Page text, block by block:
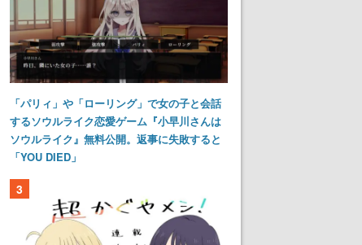
「パリィ」や「ローリング」で女の子と会話
するソウルライク恋愛ゲーム『小早川さんは
ソウルライク』無料公開。返事に失敗すると
「YOU DIED」
3